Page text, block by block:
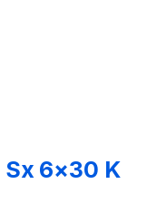
6×30 K